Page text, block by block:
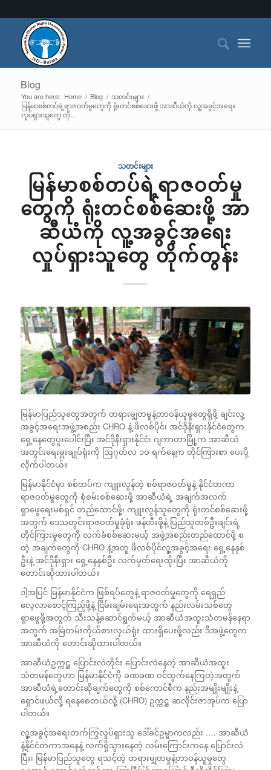
Blog
You are here: Home / Blog / သတင်းများ /
မြန်မာစစ်တပ်ရဲ့ရာဇဝတ်မှုတွေကို ရုံးတင်စစ်ဆေးဖို့ အာဆီယံကို လူ့အခွင့်အရေး
လှုပ်ရှားသူတွေ တို...
သတင်းများ
မြန်မာစစ်တပ်ရဲ့ရာဇဝတ်မှု
တွေကို ရုံးတင်စစ်ဆေးဖို့ အာ
ဆီယံကို လူ့အခွင့်အရေး
လှုပ်ရှားသူတွေ တိုက်တွန်း
မြန်မာပြည်သူတွေအတွက် တရားမျှတမှုနဲ့တာဝန်ယူမှုတွေရှိဖို့ ချင်းလူ့
အခွင့်အရေးအဖွဲ့အစည်း CHRO နဲ့ ဖိလစ်ပိုင်၊ အင်ဒိုနီးရှားနိုင်ငံတွေက
ရှေ့နေတွေပူးပေါင်းပြီး အင်ဒိုနီးရှားနိုင်ငံ၊ ဂျကာတာမြို့က အာဆီယံ
အတွင်းရေးမှူးချုပ်ရုံးကို ဩဂုတ်လ ၁ဝ ရက်နေ့က တိုင်ကြားစာ ပေးပို့
လိုက်ပါတယ်။
မြန်မာနိုင်ငံမှာ စစ်တပ်က ကျူးလွန်တဲ့ စစ်ရာဇဝတ်မှုနဲ့ နိုင်ငံတကာ
ရာဇဝတ်မှုတွေကို စုံစမ်းစစ်ဆေးဖို့ အာဆီယံရဲ့ အချက်အလက်
ရှာဖွေရေးမစ်ရှင် တည်ထောင်ဖို့၊ ကျူးလွန်သူတွေကို ရုံးတင်စစ်ဆေးဖို့
အတွက် ဒေသတွင်းရာဇဝတ်မှုခုံရုံး ဖန်တီးဖို့နဲ့ ပြည်သူတစ်ဦးချင်းရဲ့
တိုင်ကြားမှုတွေကို လက်ခံစစ်ဆေးမယ့် အဖွဲ့အစည်းတည်ထောင်ဖို့ စ
တဲ့ အချက်တွေကို CHRO နဲ့အတူ ဖိလစ်ပိုင်လူ့အခွင့်အရေး ရှေ့နေနှစ်
ဦးနဲ့ အင်ဒိုနီးရှား ရှေ့နေနှစ်ဦး လက်မှတ်ရေးထိုးပြီး အာဆီယံကို
တောင်းဆိုထားပါတယ်။
ဒါ့အပြင် မြန်မာနိုင်ငံက ဖြစ်ရပ်တွေနဲ့ ရာဇဝတ်မှုတွေကို ရေရှည်
လေ့လာစောင့်ကြည့်ဖို့နဲ့ ငြိမ်းချမ်းရေးအတွက် နည်းလမ်းသစ်တွေ
ရှာဖွေဖို့အတွက် သီးသန့်ဆောင်ရွက်မယ့် အာဆီယံအထူးသံတမန်နေရာ
အတွက် အမြဲတမ်းကိုယ်စားလှယ်ရုံး ထားရှိပေးဖို့လည်း ဒီအဖွဲ့တွေက
အာဆီယံကို တောင်းဆိုထားပါတယ်။
အာဆီယံဥက္ကဋ္ဌ ပြောင်းလဲတိုင်း ပြောင်းလဲနေတဲ့ အာဆီယံအထူး
သံတမန်တွေဟာ မြန်မာနိုင်ငံကို ခဏခဏ ဝင်ထွက်နေကြတဲ့အတွက်
အာဆီယံရဲ့တောင်းဆိုချက်တွေကို စစ်ကောင်စီက နည်းအမျိုးမျိုးနဲ့
ရှောင်ဖယ်လို့ ရနေစေတယ်လို့ (CHRO) ဥက္ကဋ္ဌ ဆလိုင်းဇာအုပ်က ပြော
ပါတယ်။
လူ့အခွင့်အရေးတက်ကြွလှုပ်ရှားသူ ဒေါ်ခင်ဥမ္မာကလည်း …. အာဆီယံ
နဲ့နိုင်ငံတကာအနေနဲ့ လက်ရှိသွားနေတဲ့ လမ်းကြောင်းကနေ ပြောင်းလဲ
ပြီး၊ မြန်မာပြည်သူတွေ ရသင့်တဲ့ တရားမျှတမှုနဲ့တာဝန်ယူမှုတွေ